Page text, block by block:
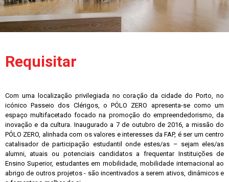
Requisitar
Com uma localização privilegiada no coração da cidade do Porto, no
icónico Passeio dos Clérigos, o PÓLO ZERO apresenta-se como um
espaço multifacetado focado na promoção do empreendedorismo, da
inovação e da cultura. Inaugurado a 7 de outubro de 2016, a missão do
PÓLO ZERO, alinhada com os valores e interesses da FAP, é ser um centro
catalisador de participação estudantil onde estes/as – sejam eles/as
alumni, atuais ou potenciais candidatos a frequentar Instituições de
Ensino Superior, estudantes em mobilidade, mobilidade internacional ao
abrigo de outros projetos - são incentivados a serem ativos, dinâmicos e